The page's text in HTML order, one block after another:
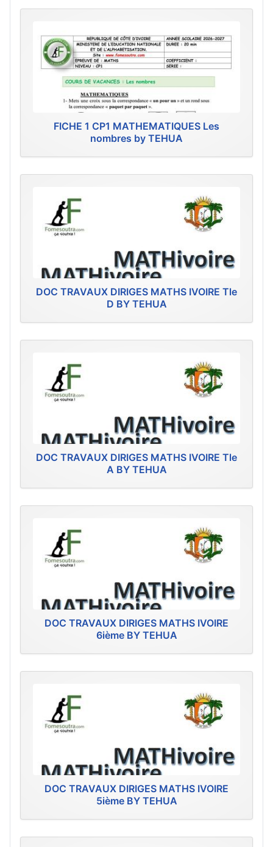
FICHE 1 CP1 MATHEMATIQUES Les
nombres by TEHUA
DOC TRAVAUX DIRIGES MATHS IVOIRE Tle
D BY TEHUA
DOC TRAVAUX DIRIGES MATHS IVOIRE Tle
A BY TEHUA
DOC TRAVAUX DIRIGES MATHS IVOIRE
6ième BY TEHUA
DOC TRAVAUX DIRIGES MATHS IVOIRE
5ième BY TEHUA